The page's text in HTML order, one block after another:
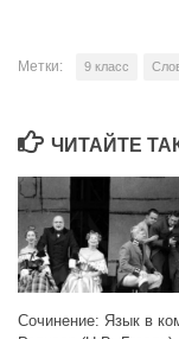
Метки: 9 класс
ЧИТАЙТЕ
Сочинение: Язык в